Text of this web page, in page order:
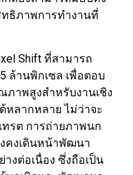
ธิภาพการทำงานที่
Shift ที่สามารถ
ล้านพิกเซล เพื่อตอบ
าพสูงสำหรับงานเชิง
หลากหลาย ไม่ว่าจะ
ทรต การถ่ายภาพนก
คงเดินหน้าพัฒนา
งต่อเนื่อง ซึ่งถือเป็น